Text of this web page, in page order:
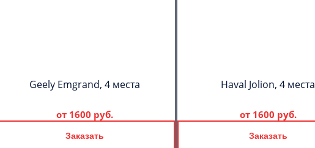
Geely Emgrand, 4 места
от 1600 руб.
Заказать
Haval Jolion, 4 места
от 1600 руб.
Заказать